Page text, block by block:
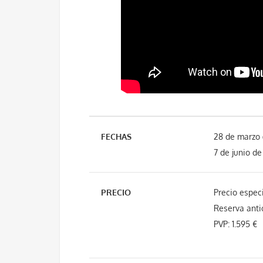
FECHAS
28 de marzo
7 de junio
PRECIO
Precio
Reserva
PVP: 1.595 €